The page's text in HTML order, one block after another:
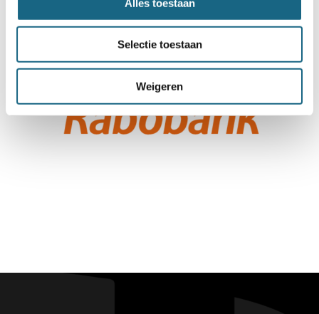
Alles toestaan
Selectie toestaan
Weigeren